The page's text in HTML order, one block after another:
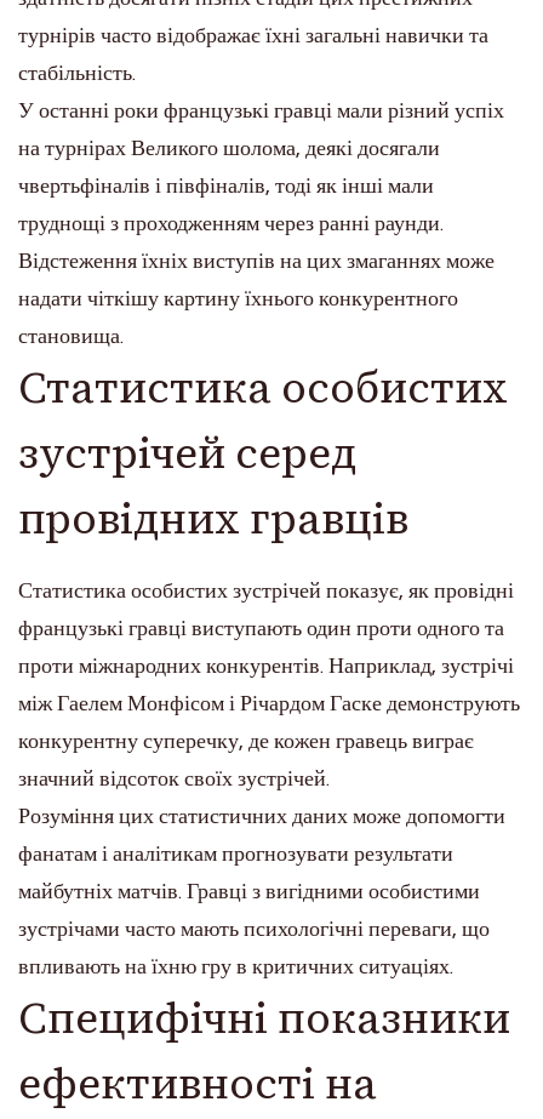
турнірів часто відображає їхні загальні навички та
стабільність.
У останні роки французькі гравці мали різний успіх
на турнірах Великого шолома, деякі досягали
чвертьфіналів і півфіналів, тоді як інші мали
труднощі з проходженням через ранні раунди.
Відстеження їхніх виступів на цих змаганнях може
надати чіткішу картину їхнього конкурентного
становища.
Статистика особистих
зустрічей серед
провідних гравців
Статистика особистих зустрічей показує, як провідні
французькі гравці виступають один проти одного та
проти міжнародних конкурентів. Наприклад, зустрічі
між Гаелем Монфісом і Річардом Гаске демонструють
конкурентну суперечку, де кожен гравець виграє
значний відсоток своїх зустрічей.
Розуміння цих статистичних даних може допомогти
фанатам і аналітикам прогнозувати результати
майбутніх матчів. Гравці з вигідними особистими
зустрічами часто мають психологічні переваги, що
впливають на їхню гру в критичних ситуаціях.
Специфічні показники
ефективності на